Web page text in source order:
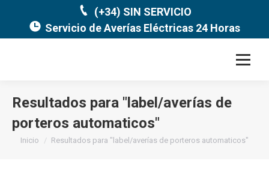
(+34) SIN SERVICIO
Servicio de Averías Eléctricas 24 Horas
Resultados para " label/averías de
porteros automaticos"
Estás aquí:
Inicio Resultados para "label/averías de porteros automaticos"